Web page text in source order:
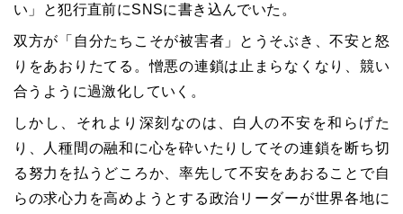
い」と犯行直前にSNSに書き込んでいた。
双方が「自分たちこそが被害者」とうそぶき、不安と怒
りをあおりたてる。憎悪の連鎖は止まらなくなり、競い
合うように過激化していく。
しかし、それより深刻なのは、白人の不安を和らげた
り、人種間の融和に心を砕いたりしてその連鎖を断ち切
る努力を払うどころか、率先して不安をあおることで自
らの求心力を高めようとする政治リーダーが世界各地に